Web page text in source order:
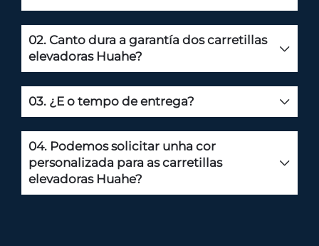
02. Canto dura a garantía dos carretillas
elevadoras Huahe?
03. ¿E o tempo de entrega?
04. Podemos solicitar unha cor
personalizada para as carretillas
elevadoras Huahe?